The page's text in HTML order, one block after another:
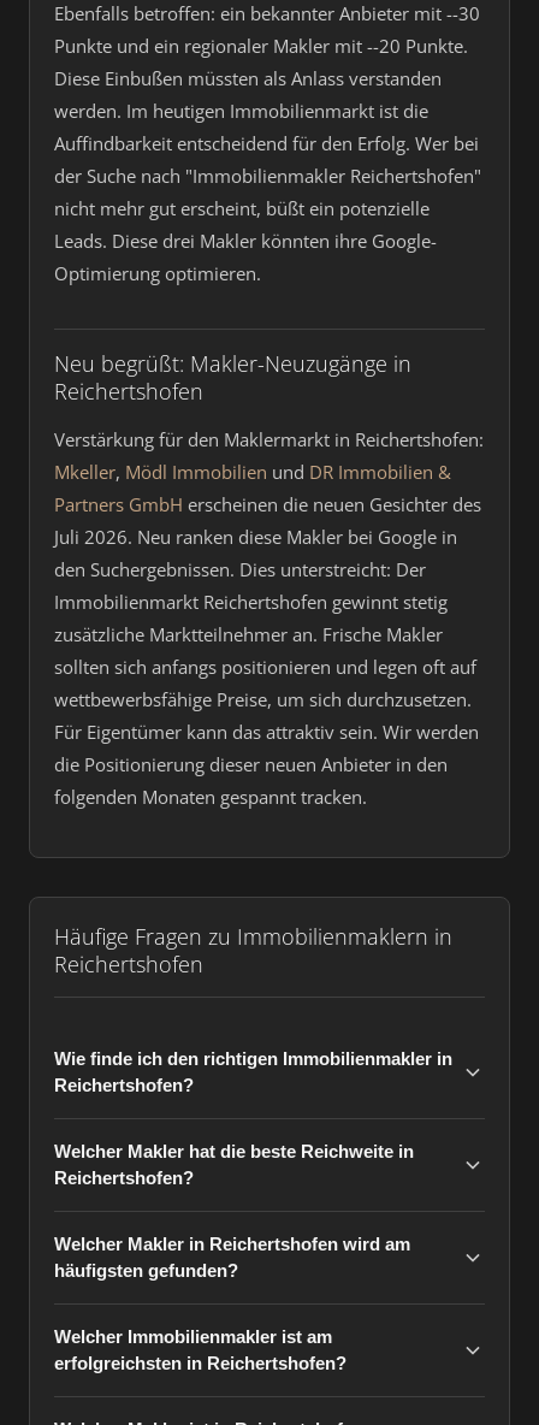
Ebenfalls betroffen: ein bekannter Anbieter mit --30
Punkte und ein regionaler Makler mit --20 Punkte.
Diese Einbußen müssten als Anlass verstanden
werden. Im heutigen Immobilienmarkt ist die
Auffindbarkeit entscheidend für den Erfolg. Wer bei
der Suche nach "Immobilienmakler Reichertshofen"
nicht mehr gut erscheint, büßt ein potenzielle
Leads. Diese drei Makler könnten ihre Google-
Optimierung optimieren.
Neu begrüßt: Makler-Neuzugänge in
Reichertshofen
Verstärkung für den Maklermarkt in Reichertshofen:
Mkeller, Mödl Immobilien und DR Immobilien &
Partners GmbH erscheinen die neuen Gesichter des
Juli 2026. Neu ranken diese Makler bei Google in
den Suchergebnissen. Dies unterstreicht: Der
Immobilienmarkt Reichertshofen gewinnt stetig
zusätzliche Marktteilnehmer an. Frische Makler
sollten sich anfangs positionieren und legen oft auf
wettbewerbsfähige Preise, um sich durchzusetzen.
Für Eigentümer kann das attraktiv sein. Wir werden
die Positionierung dieser neuen Anbieter in den
folgenden Monaten gespannt tracken.
Häufige Fragen zu Immobilienmaklern in
Reichertshofen
Wie finde ich den richtigen Immobilienmakler in
Reichertshofen?
Welcher Makler hat die beste Reichweite in
Reichertshofen?
Welcher Makler in Reichertshofen wird am
häufigsten gefunden?
Welcher Immobilienmakler ist am
erfolgreichsten in Reichertshofen?